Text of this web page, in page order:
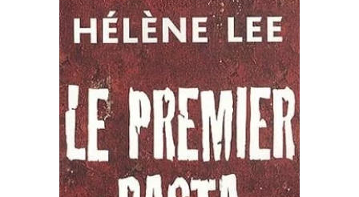
Sources
Personnes
Livres
Livres les plus recommandés
Prix littéraires